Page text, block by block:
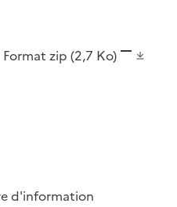
Format zip (2,7 Ko)
d'information